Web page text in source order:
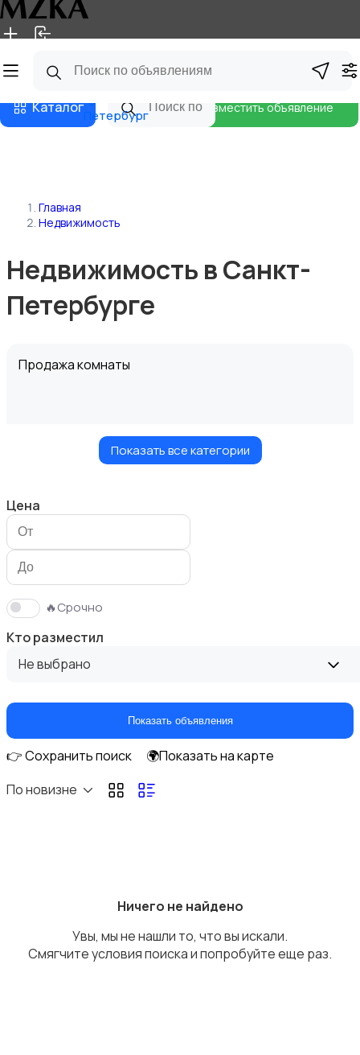
Главная Магазины
КаталогПетербург
Разместить объявление
Главная
Недвижимость
Недвижимость в Санкт-
Петербурге
Продажа комнаты
Продажа участка
Аренда квартиры длительно
Аренда дома длительно
Показать все категории
Цена
🔥Срочно
Кто разместил
Не выбрано
Показать объявления
👉 Сохранить поиск
🌍Показать на карте
По новизне
Ничего не найдено
Увы, мы не нашли то, что вы искали.
Смягчите условия поиска и попробуйте еще раз.